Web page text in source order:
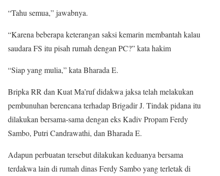
“Tahu semua,” jawabnya.
“Karena beberapa keterangan saksi kemarin membantah kalau
saudara FS itu pisah rumah dengan PC?” kata hakim
“Siap yang mulia,” kata Bharada E.
Bripka RR dan Kuat Ma’ruf didakwa jaksa telah melakukan
pembunuhan berencana terhadap Brigadir J. Tindak pidana itu
dilakukan bersama-sama dengan eks Kadiv Propam Ferdy
Sambo, Putri Candrawathi, dan Bharada E.
Adapun perbuatan tersebut dilakukan keduanya bersama
terdakwa lain di rumah dinas Ferdy Sambo yang terletak di